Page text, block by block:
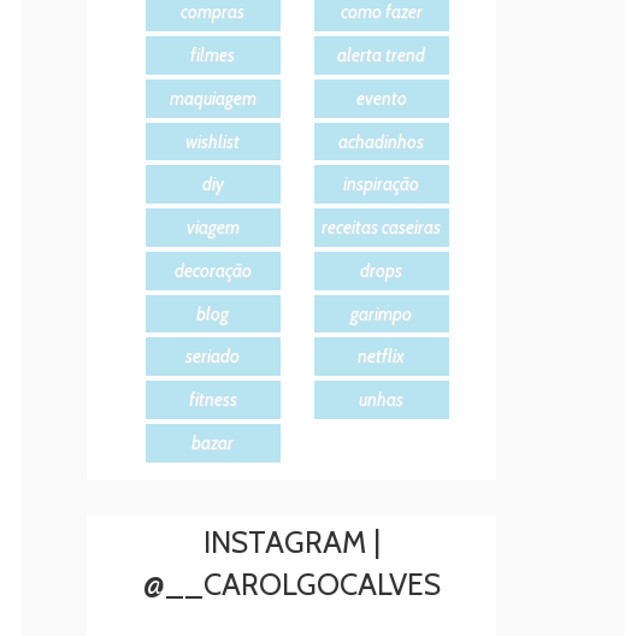
compras
como fazer
filmes
alerta trend
maquiagem
evento
wishlist
achadinhos
diy
inspiração
viagem
receitas caseiras
decoração
drops
blog
garimpo
seriado
netflix
fitness
unhas
bazar
INSTAGRAM |
@__CAROLGOCALVES